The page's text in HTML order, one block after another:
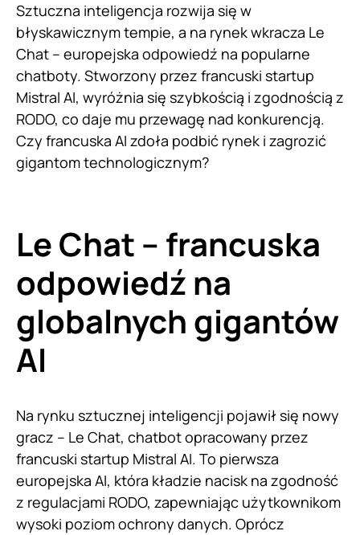
Sztuczna inteligencja rozwija się w
błyskawicznym tempie, a na rynek wkracza Le
Chat – europejska odpowiedź na popularne
chatboty. Stworzony przez francuski startup
Mistral AI, wyróżnia się szybkością i zgodnością z
RODO, co daje mu przewagę nad konkurencją.
Czy francuska AI zdoła podbić rynek i zagrozić
gigantom technologicznym?
Le Chat – francuska
odpowiedź na
globalnych gigantów
AI
Na rynku sztucznej inteligencji pojawił się nowy
gracz – Le Chat, chatbot opracowany przez
francuski startup Mistral AI. To pierwsza
europejska AI, która kładzie nacisk na zgodność
z regulacjami RODO, zapewniając użytkownikom
wysoki poziom ochrony danych. Oprócz